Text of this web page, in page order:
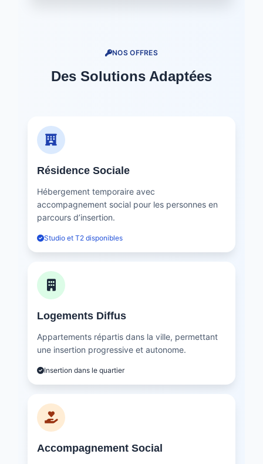
NOS OFFRES
Des Solutions Adaptées
Résidence Sociale
Hébergement temporaire avec
accompagnement social pour les personnes en
parcours d’insertion.
Studio et T2 disponibles
Logements Diffus
Appartements répartis dans la ville, permettant
une insertion progressive et autonome.
Insertion dans le quartier
Accompagnement Social